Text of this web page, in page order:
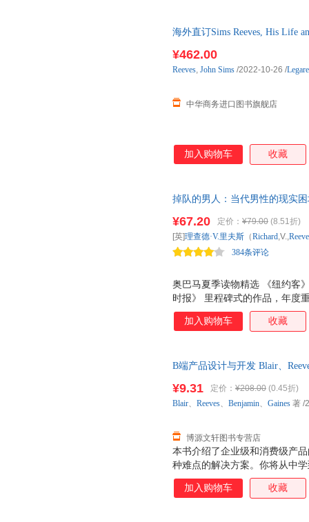
海外直订Sims Reeves, His Life
¥462.00
中华商务进口图书旗舰店
Reeves, John Sims /2022-10-26 /
加入购物车 收藏
掉队的男人：当代男性的现实
代，男性岗位首当其冲，他们
奥巴马夏季读物精选 《纽约客
时报》 里程碑式的作品，年度
遇到的难题，也是我们共同的
¥67.20 定价： ¥79.00 (8.51折)
384条评论
[英]理查德·V.里夫斯 （Richard,V.,
加入购物车 收藏
B端产品设计与开发 Blair、
本书介绍了企业级和消费级产
种难点的解决方案。你将从中
识和行业知识。 本书重点探讨
级产品经理的主要挑战。 l 高
¥9.31 定价： ¥208.00 (0.45折)
博源文轩图书专营店
Blair、 Reeves、 Benjamin、 Gaines 著 /
加入购物车 收藏